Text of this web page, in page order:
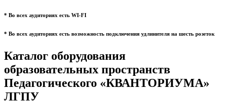
* Во всех аудиториях есть WI-FI
* Во всех аудиториях есть возможность подключения удлинителя на шесть розеток
Каталог оборудования
образовательных пространств
Педагогического «КВАНТОРИУМА»
ЛГПУ